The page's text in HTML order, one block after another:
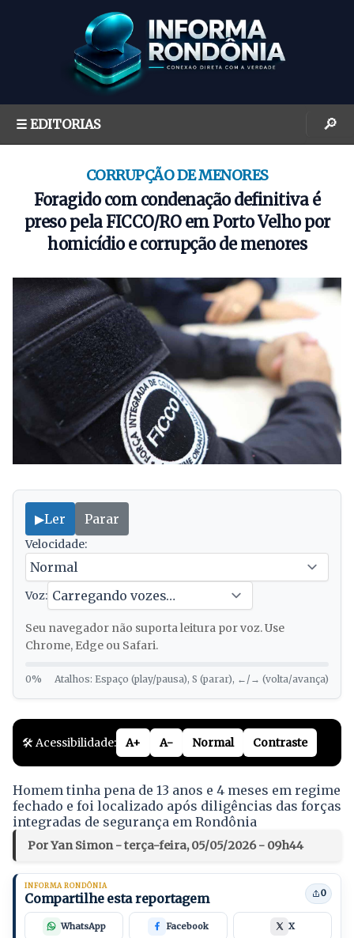
☰ EDITORIAS 🔎
CORRUPÇÃO DE MENORES
Foragido com condenação definitiva é
preso pela FICCO/RO em Porto Velho por
homicídio e corrupção de menores
▶Ler Parar
Velocidade:
Voz:
Seu navegador não suporta leitura por voz. Use
Chrome, Edge ou Safari.
0% Atalhos: Espaço (play/pausa), S (parar), ←/→ (volta/avança)
🛠️ Acessibilidade: A+ A- Normal Contraste
Homem tinha pena de 13 anos e 4 meses em regime
fechado e foi localizado após diligências das forças
integradas de segurança em Rondônia
Por Yan Simon - terça-feira, 05/05/2026 - 09h44
INFORMA RONDÔNIA
Compartilhe esta reportagem 0
WhatsApp Facebook X